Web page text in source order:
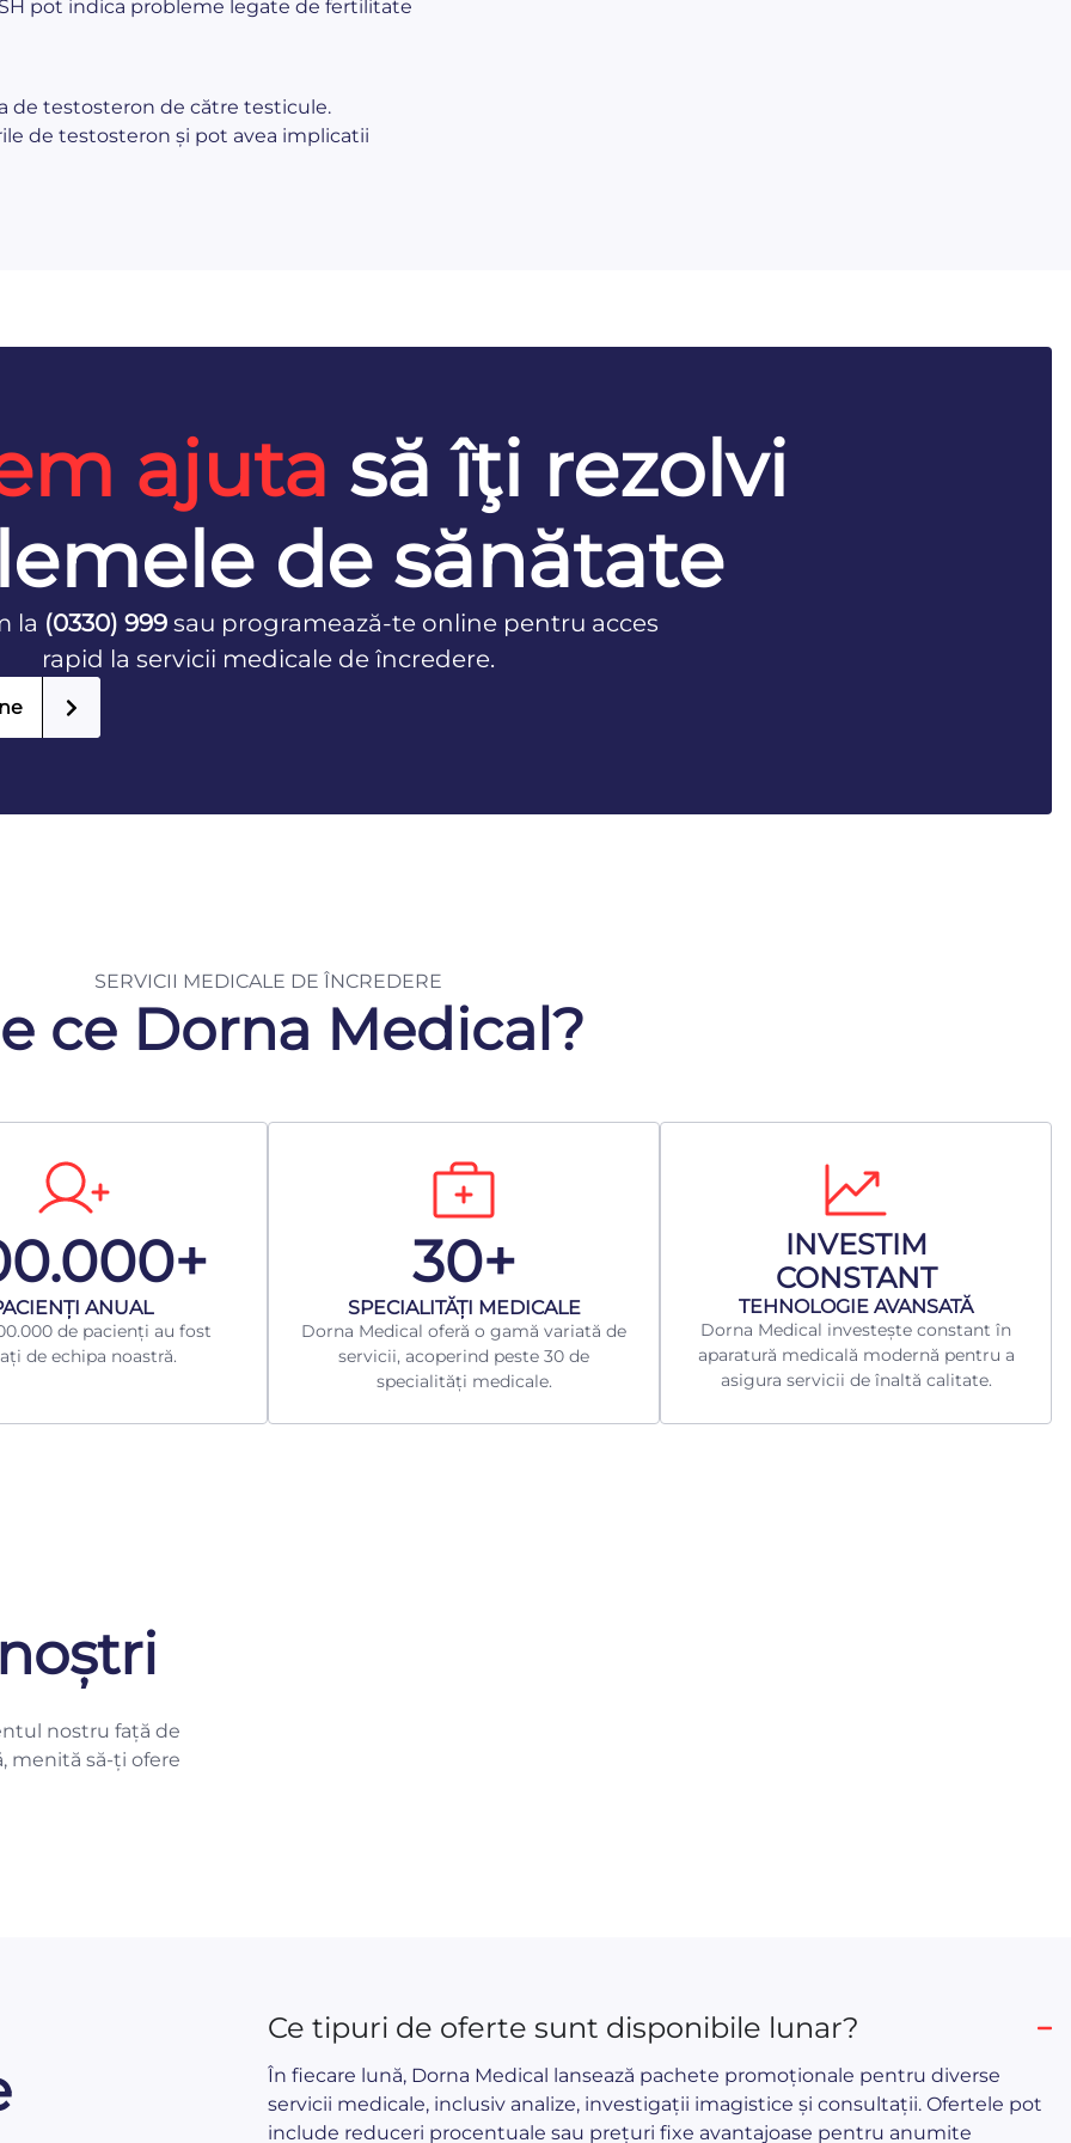
pot indica probleme legate de fertilitate
de testosteron de către testicule.
de testosteron și pot avea implicatii
ajuta să îţi rezolvi
de sănătate
la (0330) 999 sau programează-te online pentru acces
rapid la servicii medicale de încredere.
SERVICII MEDICALE DE ÎNCREDERE
ce Dorna Medical?
ANUAL
de pacienți au fost
de echipa noastră.
30+
​SPECIALITĂȚI MEDICALE
Dorna Medical oferă o gamă variată de
servicii, acoperind peste 30 de
specialități medicale.
INVESTIM
CONSTANT
TEHNOLOGIE AVANSATĂ
Dorna Medical investește constant în
aparatură medicală modernă pentru a
asigura servicii de înaltă calitate.
nostru față de
menită să-ți ofere
Ce tipuri de oferte sunt disponibile lunar?
În fiecare lună, Dorna Medical lansează pachete promoționale pentru diverse
servicii medicale, inclusiv analize, investigații imagistice și consultații. Ofertele pot
include reduceri procentuale sau prețuri fixe avantajoase pentru anumite